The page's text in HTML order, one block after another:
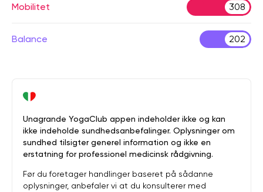
Mobilitet 308
Balance 202
Unagrande YogaClub appen indeholder ikke og kan
ikke indeholde sundhedsanbefalinger. Oplysninger om
sundhed tilsigter generel information og ikke en
erstatning for professionel medicinsk rådgivning.
Før du foretager handlinger baseret på sådanne
oplysninger, anbefaler vi at du konsulterer med